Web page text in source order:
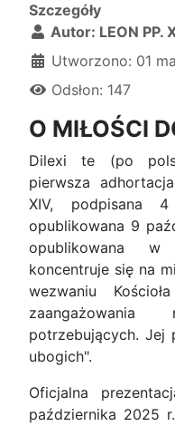
Szczegóły
Autor: LEON PP.
Utworzono: 01
Odsłon: 147
O MIŁOŚCI
Dilexi te (po
pierwsza
XIV, podpisana
opublikowana 9
opublikowana
koncentruje się na
wezwaniu
potrzebujących. Jej
ubogich".
Oficjalna
października 2025